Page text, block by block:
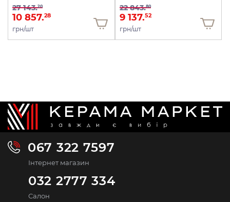
27 143.20
10 857.28
грн/шт
22 843.80
9 137.52
грн/шт
067 322 7597
Інтернет магазин
032 2777 334
Салон